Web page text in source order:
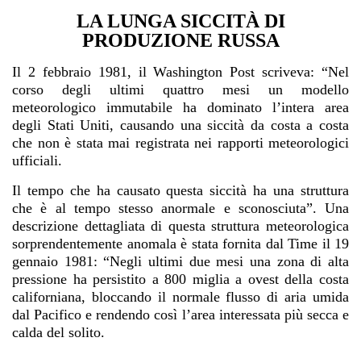
LA LUNGA SICCITÀ DI
PRODUZIONE RUSSA
Il 2 febbraio 1981, il Washington Post scriveva: “Nel
corso degli ultimi quattro mesi un modello
meteorologico immutabile ha dominato l’intera area
degli Stati Uniti, causando una siccità da costa a costa
che non è stata mai registrata nei rapporti meteorologici
ufficiali.
Il tempo che ha causato questa siccità ha una struttura
che è al tempo stesso anormale e sconosciuta”. Una
descrizione dettagliata di questa struttura meteorologica
sorprendentemente anomala è stata fornita dal Time il 19
gennaio 1981: “Negli ultimi due mesi una zona di alta
pressione ha persistito a 800 miglia a ovest della costa
californiana, bloccando il normale flusso di aria umida
dal Pacifico e rendendo così l’area interessata più secca e
calda del solito.